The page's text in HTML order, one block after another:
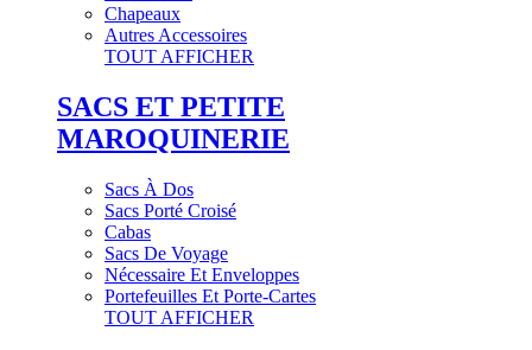
Chapeaux
Autres Accessoires
TOUT AFFICHER
SACS ET PETITE
MAROQUINERIE
Sacs À Dos
Sacs Porté Croisé
Cabas
Sacs De Voyage
Nécessaire Et Enveloppes
Portefeuilles Et Porte-Cartes
TOUT AFFICHER